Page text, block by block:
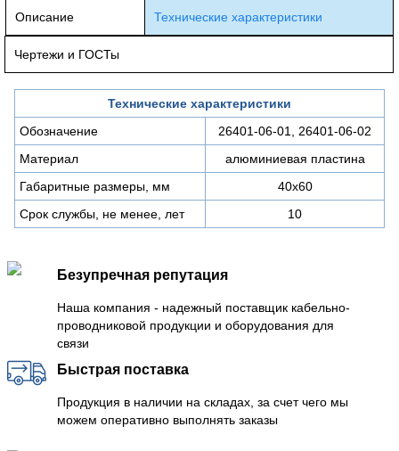
Описание Технические характеристики
Чертежи и ГОСТы
Технические характеристики
Обозначение
26401-06-01, 26401-06-02
Материал
алюминиевая пластина
Габаритные размеры, мм
40х60
Срок службы, не менее, лет
10
Безупречная репутация
Наша компания - надежный поставщик кабельно-
проводниковой продукции и оборудования для
связи
Быстрая поставка
Продукция в наличии на складах, за счет чего мы
можем оперативно выполнять заказы